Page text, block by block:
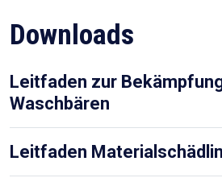
Downloads
Leitfaden zur
Waschbären
Leitfaden